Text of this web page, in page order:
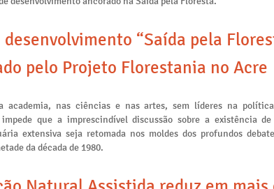
desenvolvimento “Saída pela
pelo Projeto Florestania no Acre
academia, nas ciências e nas artes, sem líderes na
impede que a imprescindível discussão sobre a existência
extensiva seja retomada nos moldes dos profundos
da década de 1980.